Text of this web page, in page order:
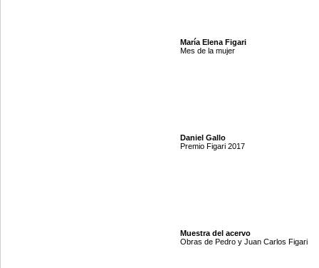
María Elena Figari
Mes de la mujer
Daniel Gallo
Premio Figari 2017
Muestra del acervo
Obras de Pedro y Juan Carlos Figari